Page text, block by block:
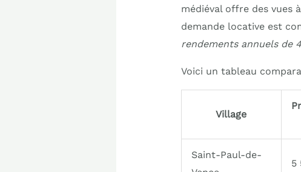
médiéval offre des vues
demande locative est
rendements annuels de
Voici un tableau
Village
Saint-Paul-de-
5